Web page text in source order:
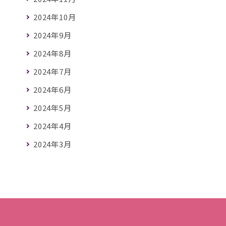
2024年10月
2024年9月
2024年8月
2024年7月
2024年6月
2024年5月
2024年4月
2024年3月